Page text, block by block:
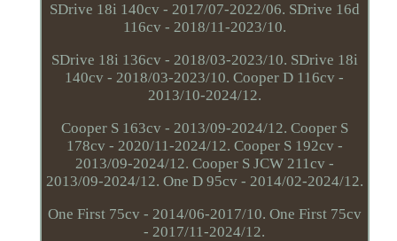
SDrive 18i 140cv - 2017/07-2022/06. SDrive 16d
116cv - 2018/11-2023/10.
SDrive 18i 136cv - 2018/03-2023/10. SDrive 18i
140cv - 2018/03-2023/10. Cooper D 116cv -
2013/10-2024/12.
Cooper S 163cv - 2013/09-2024/12. Cooper S
178cv - 2020/11-2024/12. Cooper S 192cv -
2013/09-2024/12. Cooper S JCW 211cv -
2013/09-2024/12. One D 95cv - 2014/02-2024/12.
One First 75cv - 2014/06-2017/10. One First 75cv
- 2017/11-2024/12.